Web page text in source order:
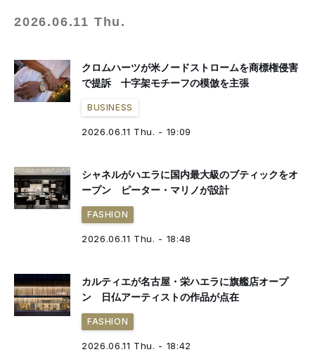
2026.06.11 Thu.
クロムハーツが米ノードストロームを商標権侵害
で提訴 十字架モチーフの模倣を主張
BUSINESS
2026.06.11 Thu. - 19:09
シャネルがハエラに国内最大級のブティックをオ
ープン ピーター・マリノが設計
FASHION
2026.06.11 Thu. - 18:48
カルティエが名古屋・栄ハエラに旗艦店オープ
ン 日仏アーティストの作品が点在
FASHION
2026.06.11 Thu. - 18:42